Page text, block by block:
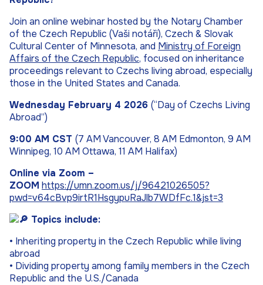
Join an online webinar hosted by the Notary Chamber
of the Czech Republic (Vaši notáři), Czech & Slovak
Cultural Center of Minnesota, and Ministry of Foreign
Affairs of the Czech Republic, focused on inheritance
proceedings relevant to Czechs living abroad, especially
those in the United States and Canada.
Wednesday February 4 2026 (“Day of Czechs Living
Abroad”)
9:00 AM CST (7 AM Vancouver, 8 AM Edmonton, 9 AM
Winnipeg, 10 AM Ottawa, 11 AM Halifax)
Online via Zoom –
ZOOM https://umn.zoom.us/j/96421026505?
pwd=v64cBvp9irtR1HsgypuRaJlb7WDfFc.1&jst=3
Topics include:
• Inheriting property in the Czech Republic while living
abroad
• Dividing property among family members in the Czech
Republic and the U.S./Canada